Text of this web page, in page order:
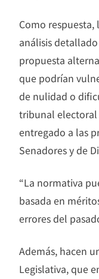
Como
análisis
propuesta
que podrían
de nulidad o
tribunal electoral
entregado a las
Senadores y de
“La normativa
basada en
errores del
Además, hacen
Legislativa, que